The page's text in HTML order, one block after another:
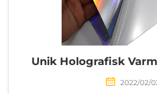
Unik Holografisk
2022/02/